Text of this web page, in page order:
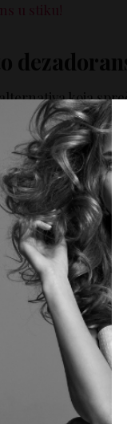
u stiku!
koja
tuferom
sodu bikarbonu
pazuh.
kao losion
alternativa
će vas zaštititi od
pažljivo
osuši malo pre
aluminijum i